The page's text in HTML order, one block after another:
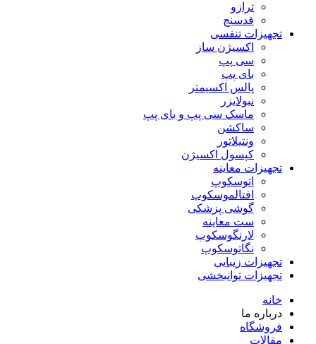
ترازو
قدسنج
تجهیزات تنفسی
اکسیژن ساز
سی پپ
بای پپ
پالس اکسیمتر
نبولایزر
ماسک سی پپ و بای پپ
ساکشن
ونتیلاتور
کپسول اکسیژن
تجهیزات معاینه
اتوسکوپ
افتالموسکوپ
گوشی پزشکی
ست معاینه
لارنگوسکوپ
نگاتوسکوپ
تجهیزات زیبایی
تجهیزات توانبخشی
خانه
درباره ما
فروشگاه
مقالات